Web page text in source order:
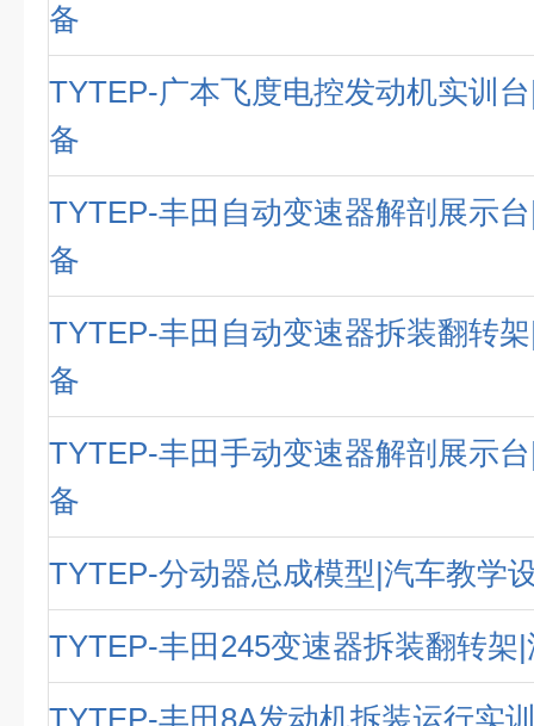
备
TYTEP-广本飞度电控发动机实训
备
TYTEP-丰田自动变速器解剖展示
备
TYTEP-丰田自动变速器拆装翻转
备
TYTEP-丰田手动变速器解剖展示
备
TYTEP-分动器总成模型|汽车教学
TYTEP-丰田245变速器拆装翻转架
TYTEP-丰田8A发动机拆装运行实